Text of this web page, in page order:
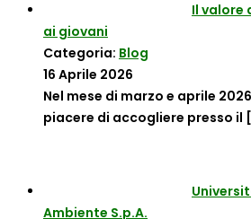
Il valore
ai giovani
Categoria: Blog
16 Aprile 2026
Nel mese di marzo e aprile
piacere di accogliere presso il
Ambiente S.p.A.